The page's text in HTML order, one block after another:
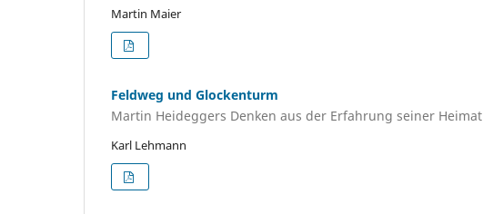
Martin Maier
Feldweg und Glockenturm
Martin Heideggers Denken aus der Erfahrung seiner Heimat
Karl Lehmann